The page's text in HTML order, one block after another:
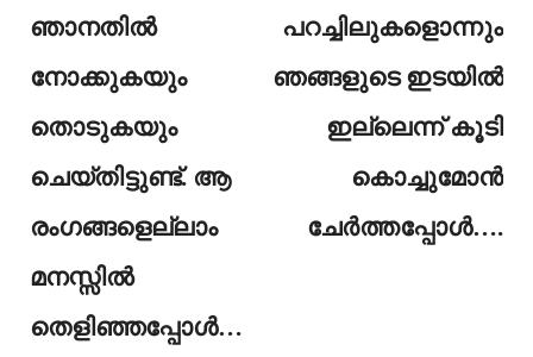
ഞാനതിൽ
നോക്കുകയും
തൊടുകയും
ചെയ്തിട്ടുണ്ട്. ആ
രംഗങ്ങളെല്ലാം
മനസ്സിൽ
തെളിഞ്ഞപ്പോൾ…
പറച്ചിലുകളൊന്നും
ഞങ്ങളുടെ ഇടയിൽ
ഇല്ലെന്ന് കൂടി
കൊച്ചുമോൻ
ചേർത്തപ്പോൾ….